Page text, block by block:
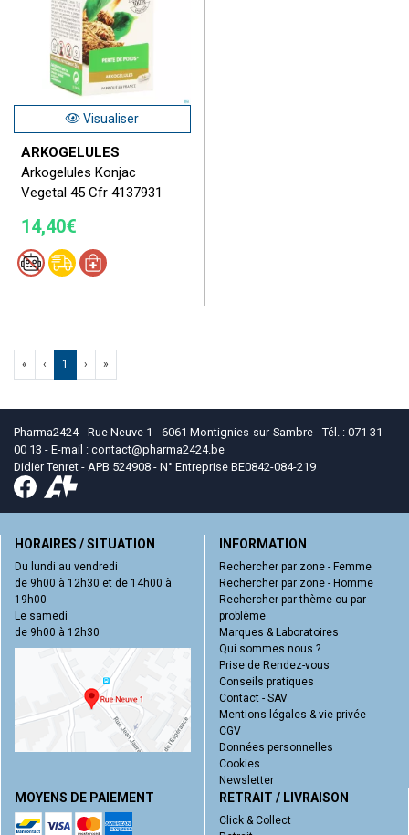
Visualiser
ARKOGELULES
Arkogelules Konjac
Vegetal 45 Cfr 4137931
14,40€
« ‹ 1 › »
Pharma2424 - Rue Neuve 1 - 6061 Montignies-sur-Sambre - Tél. : 071 31
00 13 - E-mail : contact@pharma2424.be
Didier Tenret - APB 524908 - N° Entreprise BE0842-084-219
HORAIRES / SITUATION
Du lundi au vendredi
de 9h00 à 12h30 et de 14h00 à
19h00
Le samedi
de 9h00 à 12h30
INFORMATION
Rechercher par zone - Femme
Rechercher par zone - Homme
Rechercher par thème ou par
problème
Marques & Laboratoires
Qui sommes nous ?
Prise de Rendez-vous
Conseils pratiques
Contact - SAV
Mentions légales & vie privée
CGV
Données personnelles
Cookies
Newsletter
MOYENS DE PAIEMENT RETRAIT / LIVRAISON
Click & Collect